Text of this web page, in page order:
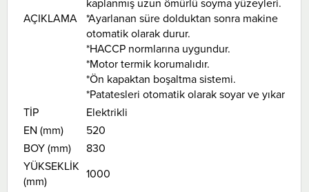
AÇIKLAMA *Ayarlanan süre dolduktan sonra makine
otomatik olarak durur.
*HACCP normlarına uygundur.
*Motor termik korumalıdır.
*Ön kapaktan boşaltma sistemi.
*Patatesleri otomatik olarak soyar ve yıkar
TİP
Elektrikli
EN (mm)
520
BOY (mm)
830
YÜKSEKLİK
(mm)
1000